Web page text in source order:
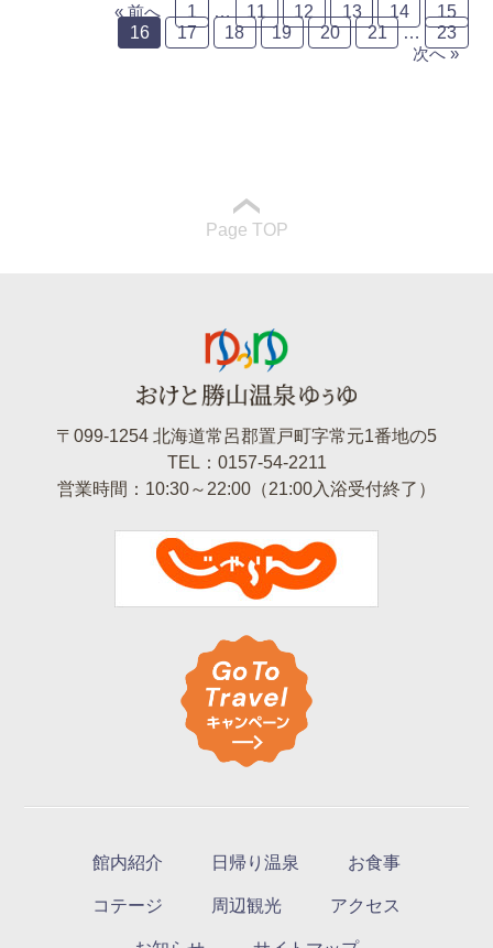
お知らせ
« 前へ 1 … 11 12 13 14
15
16
17 18 19 20 21 …
23
次へ »
Page TOP
〒099-1254 北海道常呂郡置戸町字常元1番地の5
TEL：0157-54-2211
営業時間：10:30～22:00（21:00入浴受付終了）
館内紹介 日帰り温泉 お食事
コテージ 周辺観光 アクセス